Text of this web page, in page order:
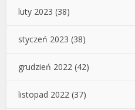
luty 2023 (38)
styczeń 2023 (38)
grudzień 2022 (42)
listopad 2022 (37)